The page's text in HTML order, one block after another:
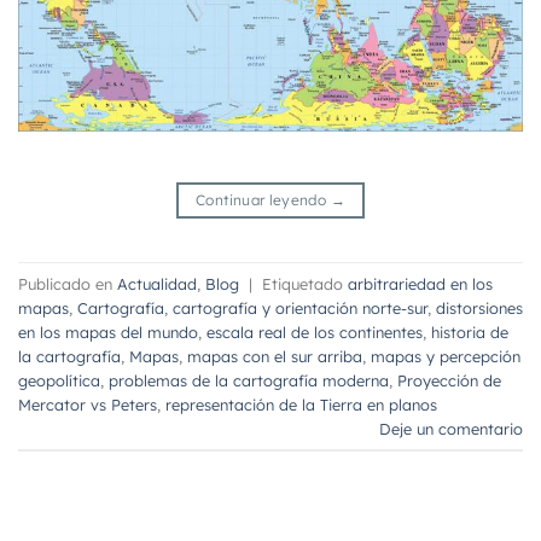
Continuar leyendo →
Publicado en Actualidad Blog | Etiquetado arbitrariedad en los
mapas Cartografía cartografía y orientación norte-sur, distorsiones
en los mapas del mundo escala real de los continentes historia de
la cartografía Mapas mapas con el sur arriba mapas y percepción
geopolítica problemas de la cartografía moderna Proyección de
Mercator vs Peters representación de la Tierra en planos
Deje un comentario